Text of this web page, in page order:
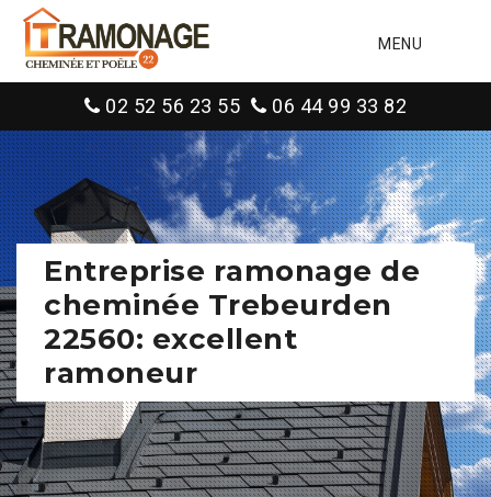
MENU
02 52 56 23 55 06 44 99 33 82
Entreprise ramonage de
cheminée Trebeurden
22560: excellent
ramoneur